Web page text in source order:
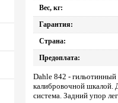
Вес, кг:
Гарантия:
Страна:
Предоплата:
Dahle 842 -
калибровочной шкалой.
система. Задний упор